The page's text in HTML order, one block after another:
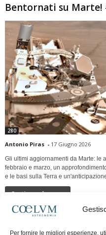
Per fornire le migliori esperienze,
Bentornati su Marte!
280
Antonio Piras - 17 Giugno 2026
Gli ultimi aggiornamenti da Marte: le
febbraio e marzo, un
e le basi sulla Terra e
Continua a leggere